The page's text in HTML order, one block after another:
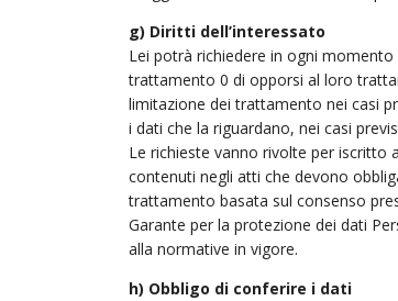
g) Diritti dell’interessato
Lei potrà richiedere in ogni
trattamento 0 di opporsi al loro
limitazione dei trattamento nei casi
i dati che la riguardano, nei casi
Le richieste vanno rivolte per iscritto
contenuti negli atti che devono
trattamento basata sul consenso
Garante per la protezione dei dati
alla normative in vigore.
h) Obbligo di conferire i dati